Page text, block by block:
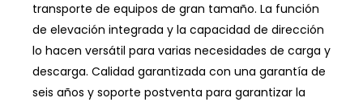
transporte de equipos de gran tamaño. La función
de elevación integrada y la capacidad de dirección
lo hacen versátil para varias necesidades de carga y
descarga. Calidad garantizada con una garantía de
seis años y soporte postventa para garantizar la